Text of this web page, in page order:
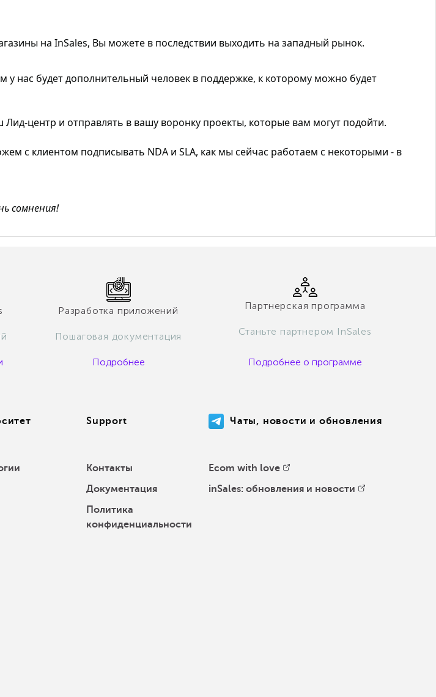
на InSales, Вы можете в последствии выходить на западный рынок.
нас будет дополнительный человек в поддержке, к которому можно будет
центр и отправлять в вашу воронку проекты, которые вам могут подойти.
с клиентом подписывать NDA и SLA, как мы сейчас работаем с некоторыми - в
сомнения!
Разработка приложений
Пошаговая документация
Подробнее
Партнерская программа
Станьте партнером InSales
Подробнее о программе
Support
Контакты
Документация
Политика
конфиденциальности
Чаты, новости и обновления
Ecom with love
inSales: обновления и новости